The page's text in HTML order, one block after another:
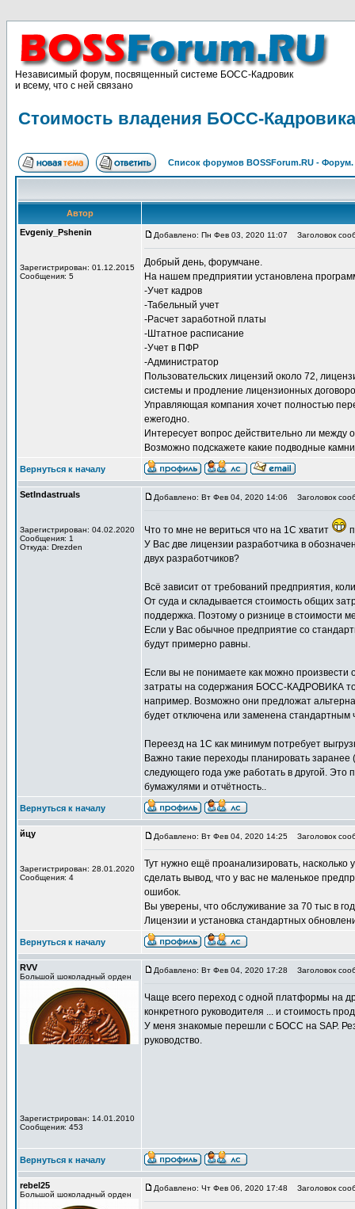
Независимый форум, посвященный системе БОСС-Кадровик
и всему, что с ней связано
Стоимость владения БОСС-
Список форумов BOSSForum.RU -
Автор
Evgeniy_Pshenin
Зарегистрирован: 01.12.2015
Сообщения: 5
Добавлено: Пн Фев 03, 2020 11:07 Заголовок
Добрый день, форумчане.
На нашем предприятии установлена
-Учет кадров
-Табельный учет
-Расчет заработной платы
-Штатное расписание
-Учет в ПФР
-Администратор
Пользовательских лицензий около 72,
системы и продление лицензионных
Управляющая компания хочет полностью
ежегодно.
Интересует вопрос действительно ли
Возможно подскажете какие подводные
Вернуться к началу
SetIndastruals
Зарегистрирован: 04.02.2020
Сообщения: 1
Откуда: Drezden
Добавлено: Вт Фев 04, 2020 14:06 Заголовок
Что то мне не вериться что на 1С хватит
У Вас две лицензии разработчика в
двух разработчиков?
Всё зависит от требований предприятия,
От суда и складывается стоимость общих
поддержка. Поэтому о ризнице в стоимости
Если у Вас обычное предприятие со
будут примерно равны.
Если вы не понимаете как можно произвести
затраты на содержания БОСС-КАДРОВИКА то
например. Возможно они предложат
будет отключена или заменена стандартным
Переезд на 1С как минимум потребует
Важно такие переходы планировать
следующего года уже работать в другой.
бумажулями и отчётность..
Вернуться к началу
йцу
Зарегистрирован: 28.01.2020
Сообщения: 4
Добавлено: Вт Фев 04, 2020 14:25 Заголовок
Тут нужно ещё проанализировать, насколько
сделать вывод, что у вас не маленькое
ошибок.
Вы уверены, что обслуживание за 70 тыс в
Лицензии и установка стандартных
Вернуться к началу
RVV
Большой шоколадный орден
Зарегистрирован: 14.01.2010
Сообщения: 453
Добавлено: Вт Фев 04, 2020 17:28 Заголовок
Чаще всего переход с одной платформы на
конкретного руководителя ... и стоимость
У меня знакомые перешли с БОСС на SAP.
руководство.
Вернуться к началу
rebel25
Большой шоколадный орден
Добавлено: Чт Фев 06, 2020 17:48 Заголовок